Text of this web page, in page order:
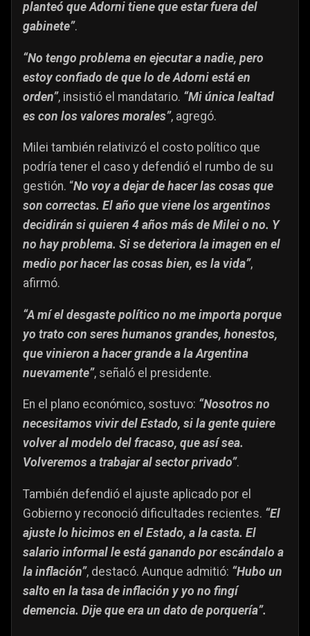
planteó que Adorni tiene que estar fuera del
gabinete”.
“No tengo problema en ejecutar a nadie, pero
estoy confiado de que lo de Adorni está en
orden”, insistió el mandatario. “Mi única lealtad
es con los valores morales”, agregó.
Milei también relativizó el costo político que
podría tener el caso y defendió el rumbo de su
gestión. “No voy a dejar de hacer las cosas que
son correctas. El año que viene los argentinos
decidirán si quieren 4 años más de Milei o no. Y
no hay problema. Si se deteriora la imagen en el
medio por hacer las cosas bien, es la vida”,
afirmó.
“A mí el desgaste político no me importa porque
yo trato con seres humanos grandes, honestos,
que vinieron a hacer grande a la Argentina
nuevamente”, señaló el presidente.
En el plano económico, sostuvo: “Nosotros no
necesitamos vivir del Estado, si la gente quiere
volver al modelo del fracaso, que así sea.
Volveremos a trabajar al sector privado”.
También defendió el ajuste aplicado por el
Gobierno y reconoció dificultades recientes. “El
ajuste lo hicimos en el Estado, a la casta. El
salario informal le está ganando por escándalo a
la inflación”, destacó. Aunque admitió: “Hubo un
salto en la tasa de inflación y yo no fingí
demencia. Dije que era un dato de porquería”.